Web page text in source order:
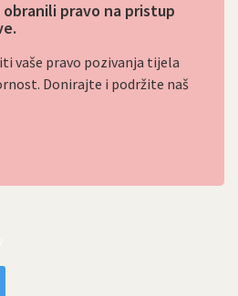
obranili pravo na pristup
vaše pravo pozivanja tijela
Donirajte i podržite naš